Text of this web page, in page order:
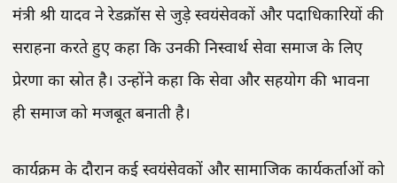
मंत्री श्री यादव ने रेडक्रॉस से जुड़े स्वयंसेवकों और पदाधिकारियों की
सराहना करते हुए कहा कि उनकी निस्वार्थ सेवा समाज के लिए
प्रेरणा का स्रोत है। उन्होंने कहा कि सेवा और सहयोग की भावना
ही समाज को मजबूत बनाती है।
कार्यक्रम के दौरान कई स्वयंसेवकों और सामाजिक कार्यकर्ताओं को